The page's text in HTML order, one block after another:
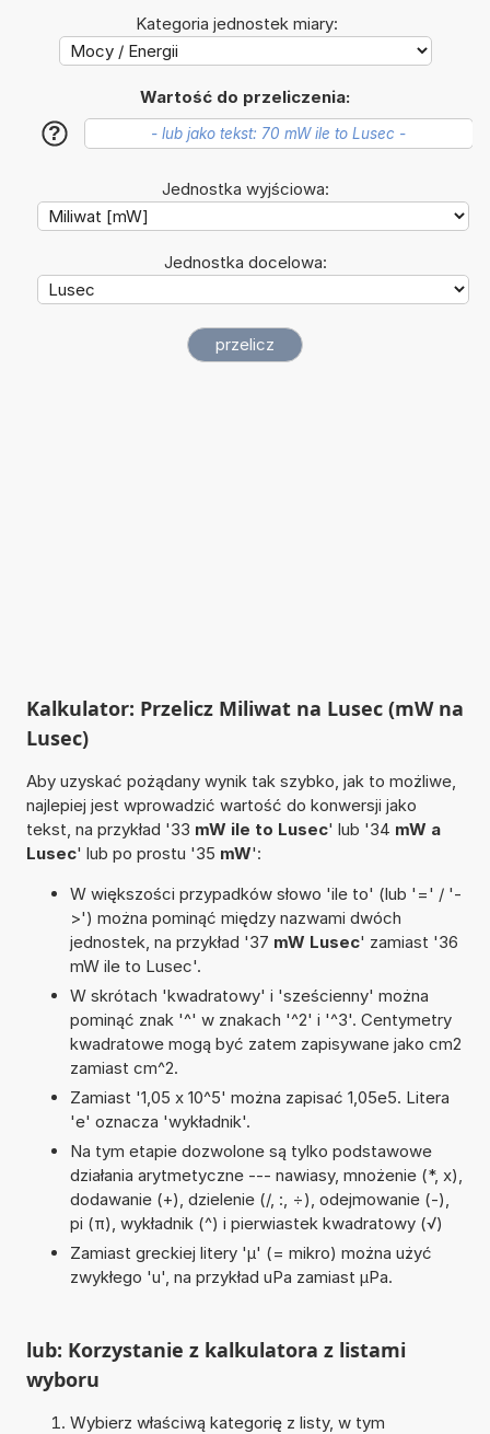
Kategoria jednostek miary:
Wartość do przeliczenia:
?
Jednostka wyjściowa:
Jednostka docelowa:
Kalkulator: Przelicz Miliwat na Lusec (mW na
Lusec)
Aby uzyskać pożądany wynik tak szybko, jak to możliwe,
najlepiej jest wprowadzić wartość do konwersji jako
tekst, na przykład '33 mW ile to Lusec' lub '34 mW a
Lusec' lub po prostu '35 mW':
W większości przypadków słowo 'ile to' (lub '=' / '-
>') można pominąć między nazwami dwóch
jednostek, na przykład '37 mW Lusec' zamiast '36
mW ile to Lusec'.
W skrótach 'kwadratowy' i 'sześcienny' można
pominąć znak '^' w znakach '^2' i '^3'. Centymetry
kwadratowe mogą być zatem zapisywane jako cm2
zamiast cm^2.
Zamiast '1,05 x 10^5' można zapisać 1,05e5. Litera
'e' oznacza 'wykładnik'.
Na tym etapie dozwolone są tylko podstawowe
działania arytmetyczne --- nawiasy, mnożenie (*, x),
dodawanie (+), dzielenie (/, :, ÷), odejmowanie (-),
pi (π), wykładnik (^) i pierwiastek kwadratowy (√)
Zamiast greckiej litery 'µ' (= mikro) można użyć
zwykłego 'u', na przykład uPa zamiast µPa.
lub: Korzystanie z kalkulatora z listami
wyboru
Wybierz właściwą kategorię z listy, w tym